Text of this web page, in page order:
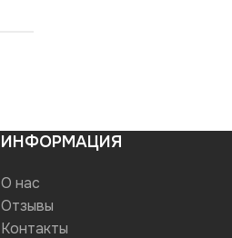
ИНФОРМАЦИЯ
О нас
Отзывы
Контакты